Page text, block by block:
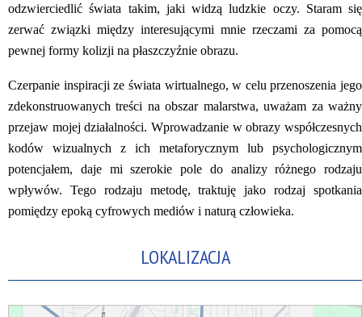
odzwierciedlić świata takim, jaki widzą ludzkie oczy. Staram się
zerwać związki między interesującymi mnie rzeczami za pomocą
pewnej formy kolizji na płaszczyźnie obrazu.
Czerpanie inspiracji ze świata wirtualnego, w celu przenoszenia jego
zdekonstruowanych treści na obszar malarstwa, uważam za ważny
przejaw mojej działalności. Wprowadzanie w obrazy współczesnych
kodów wizualnych z ich metaforycznym lub psychologicznym
potencjałem, daje mi szerokie pole do analizy różnego rodzaju
wpływów. Tego rodzaju metodę, traktuję jako rodzaj spotkania
pomiędzy epoką cyfrowych mediów i naturą człowieka.
LOKALIZACJA